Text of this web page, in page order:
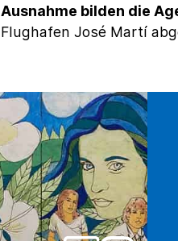
Ausnahme bilden die
Flughafen José Martí